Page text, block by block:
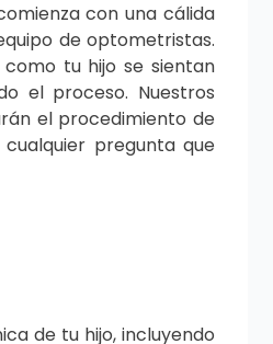
con una cálida
de optometristas.
tu hijo se sientan
el proceso. Nuestros
el procedimiento de
pregunta que
de tu hijo, incluyendo